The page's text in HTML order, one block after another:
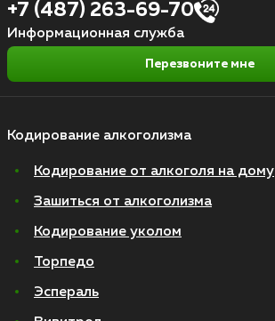
Кодирование алкоголизма
Кодирование от алкоголя на дому
Зашиться от алкоголизма
Кодирование уколом
Торпедо
Эспераль
+7 (487) 263-69-70
Информационная служба
Перезвоните мне